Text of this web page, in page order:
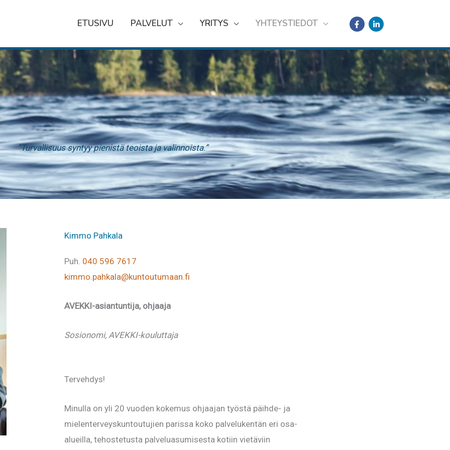
ETUSIVU PALVELUT YRITYS YHTEYSTIEDOT
”Turvallisuus syntyy pienistä teoista ja valinnoista.”
Kimmo Pahkala
Puh. 040 596 7617
kimmo.pahkala@kuntoutumaan.fi
AVEKKI-asiantuntija, ohjaaja
Sosionomi, AVEKKI-kouluttaja
Tervehdys!
Minulla on yli 20 vuoden kokemus ohjaajan työstä päihde- ja
mielenterveyskuntoutujien parissa koko palvelukentän eri osa-
alueilla, tehostetusta palveluasumisesta kotiin vietäviin